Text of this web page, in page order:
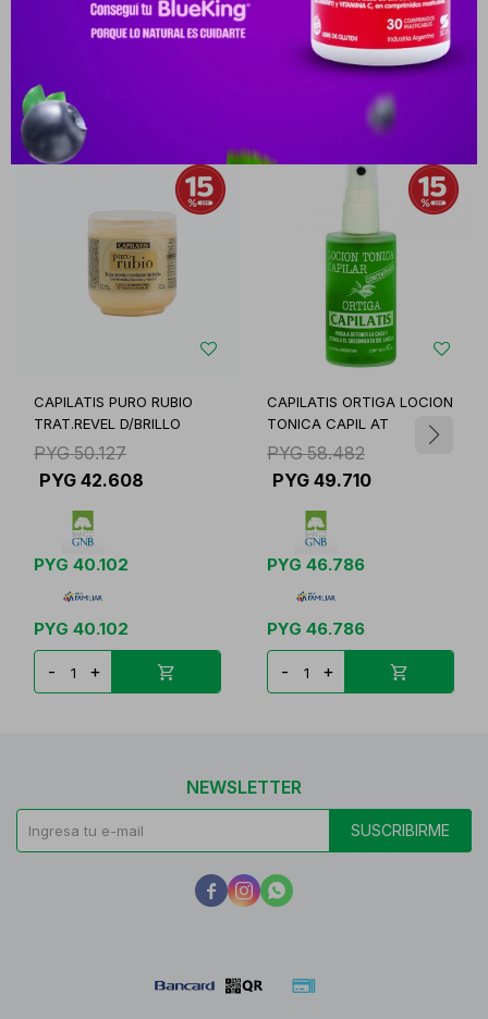
Productos que te pueden interesar
CAPILATIS PURO RUBIO
TRAT.REVEL D/BRILLO
PYG 50.127
PYG 42.608
PYG 40.102
PYG 40.102
- +
CAPILATIS ORTIGA LOCION
TONICA CAPIL AT
PYG 58.482
PYG 49.710
PYG 46.786
PYG 46.786
- +
NEWSLETTER
SUSCRIBIRME
  